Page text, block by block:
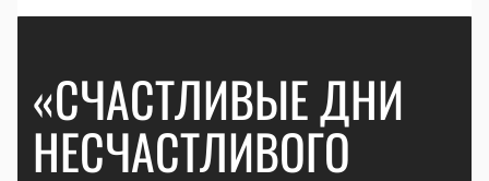
«СЧАСТЛИВЫЕ ДНИ
НЕСЧАСТЛИВОГО